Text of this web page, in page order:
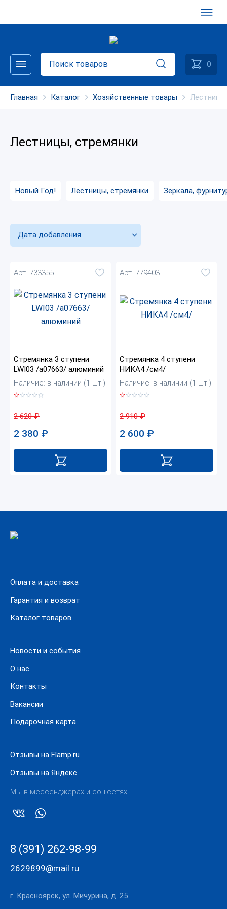
0
Главная Каталог Хозяйственные товары
Лестницы, стремянки
Новый Год! Лестницы, стремянки Зеркала,
Дата добавления
Арт. 733355
Стремянка 3 ступени
LWI03 /а07663/ алюминий
Наличие: в наличии (1 шт.)
2 620₽
2 380 ₽
Арт. 779403
Стремянка 4 ступени
НИКА4 /см4/
Наличие: в наличии (1 шт.)
2 910₽
2 600 ₽
Оплата и доставка
Гарантия и возврат
Каталог товаров
Новости и события
О нас
Контакты
Вакансии
Подарочная карта
Отзывы на Flamp.ru
Отзывы на Яндекс
Мы в мессенджерах и соц.сетях:
8 (391) 262-98-99
2629899@mail.ru
г. Красноярск, ул. Мичурина, д. 25